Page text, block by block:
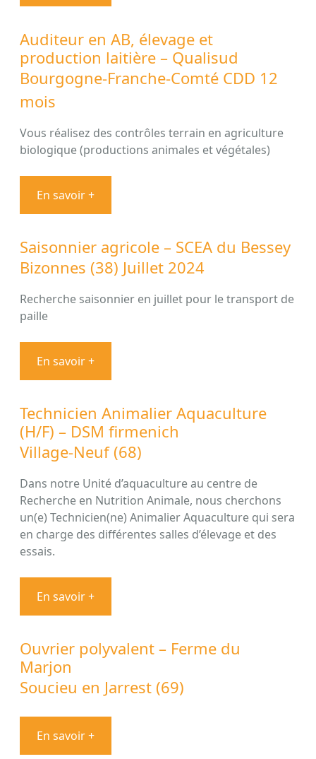
Auditeur en AB, élevage et
production laitière – Qualisud
Bourgogne-Franche-Comté CDD 12
mois
Vous réalisez des contrôles terrain en agriculture
biologique (productions animales et végétales)
En savoir +
Saisonnier agricole – SCEA du Bessey
Bizonnes (38) Juillet 2024
Recherche saisonnier en juillet pour le transport de
paille
En savoir +
Technicien Animalier Aquaculture
(H/F) – DSM firmenich
Village-Neuf (68)
Dans notre Unité d’aquaculture au centre de
Recherche en Nutrition Animale, nous cherchons
un(e) Technicien(ne) Animalier Aquaculture qui sera
en charge des différentes salles d’élevage et des
essais.
En savoir +
Ouvrier polyvalent – Ferme du
Marjon
Soucieu en Jarrest (69)
En savoir +